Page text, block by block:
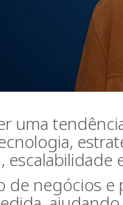
uma
de negócios